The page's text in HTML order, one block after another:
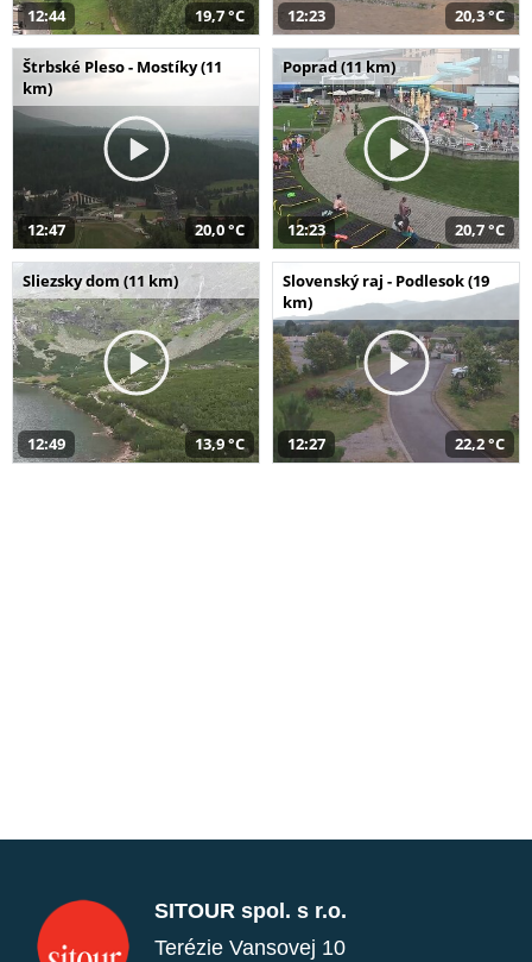
12:44 19,7 °C 12:23 20,3 °C
Štrbské Pleso - Mostíky (11
km)
12:47 20,0 °C
Poprad (11 km)
12:23 20,7 °C
Sliezsky dom (11 km)
12:49 13,9 °C
Slovenský raj - Podlesok (19
km)
12:27 22,2 °C
SITOUR spol. s r.o.
Terézie Vansovej 10